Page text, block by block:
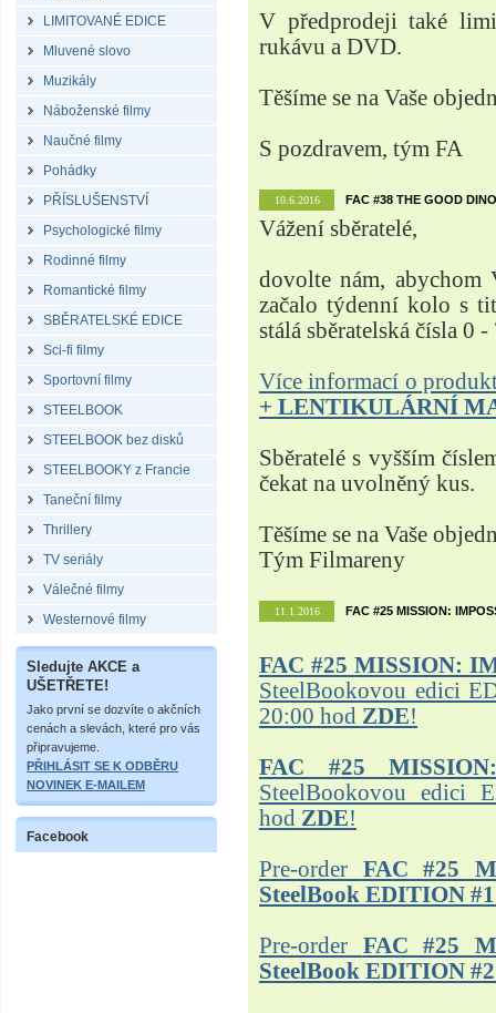
LIMITOVANÉ EDICE
Mluvené slovo
Muzikály
Náboženské filmy
Naučné filmy
Pohádky
PŘÍSLUŠENSTVÍ
Psychologické filmy
Rodinné filmy
Romantické filmy
SBĚRATELSKÉ EDICE
Sci-fi filmy
Sportovní filmy
STEELBOOK
STEELBOOK bez disků
STEELBOOKY z Francie
Taneční filmy
Thrillery
TV seriály
Válečné filmy
Westernové filmy
Sledujte AKCE a
UŠETŘETE!
Jako první se dozvíte o akčních
cenách a slevách, které pro vás
připravujeme.
PŘIHLÁSIT SE K ODBĚRU
NOVINEK E-MAILEM
Facebook
V předprodeji také
rukávu a DVD.
Těšíme se na Vaše
S pozdravem, tým FA
10.6.2016 FAC #38 THE GOOD
Vážení sběratelé,
dovolte nám,
začalo týdenní kolo s
stálá sběratelská čísla 0 -
Více informací o
+ LENTIKULÁRNÍ
Sběratelé s vyšším
čekat na uvolněný kus.
Těšíme se na Vaše
Tým Filmareny
11.1.2016 FAC #25 MISSION:
FAC #25 MISSION:
SteelBookovou edici
20:00 hod ZDE!
FAC #25
SteelBookovou edici
hod ZDE!
Pre-order FAC #25
SteelBook EDITION #1
Pre-order FAC #25
SteelBook EDITION #2